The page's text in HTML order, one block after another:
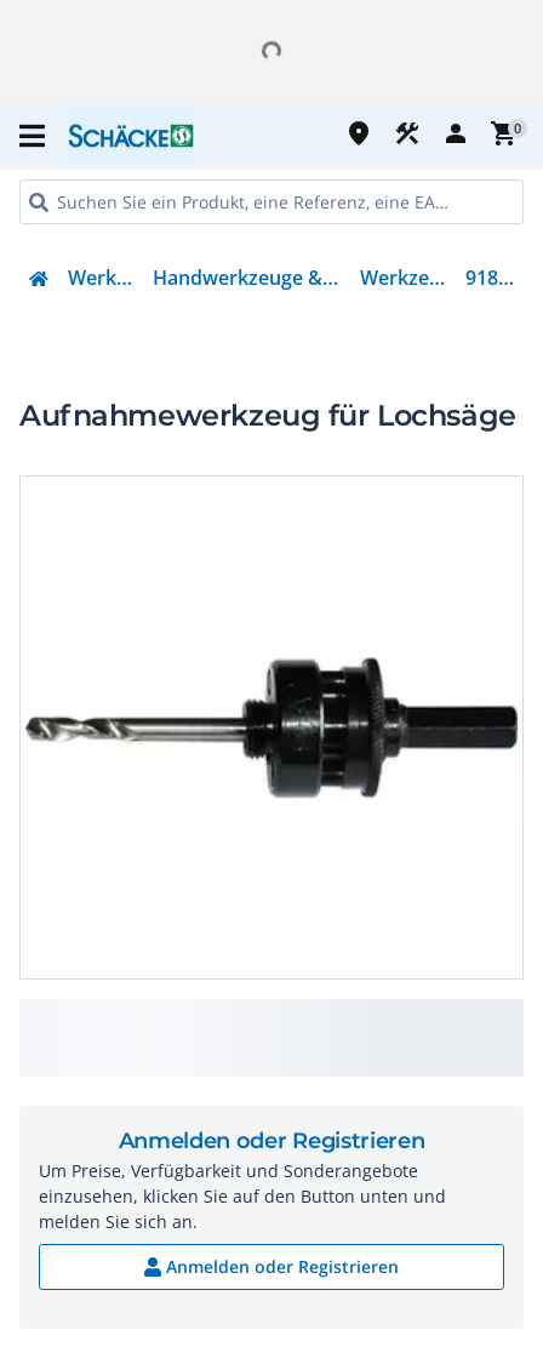
place construction person shopping_cart0
Werkzeug Handwerkzeuge & Zubehör Werkzeugset 918.900
Aufnahmewerkzeug für Lochsäge
Anmelden oder Registrieren
Um Preise, Verfügbarkeit und Sonderangebote
einzusehen, klicken Sie auf den Button unten und
melden Sie sich an.
Anmelden oder Registrieren